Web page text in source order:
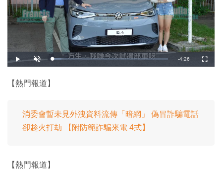
播
放
開
啟
載
入
剩
-4:26
全
螢
【熱門報道】
消委會暫未見外洩資料流傳「暗網」 偽冒詐騙電話
卻趁火打劫 【附防範詐騙來電 4式】
【熱門報道】